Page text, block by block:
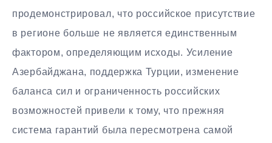
продемонстрировал, что российское присутствие
в регионе больше не является единственным
фактором, определяющим исходы. Усиление
Азербайджана, поддержка Турции, изменение
баланса сил и ограниченность российских
возможностей привели к тому, что прежняя
система гарантий была пересмотрена самой